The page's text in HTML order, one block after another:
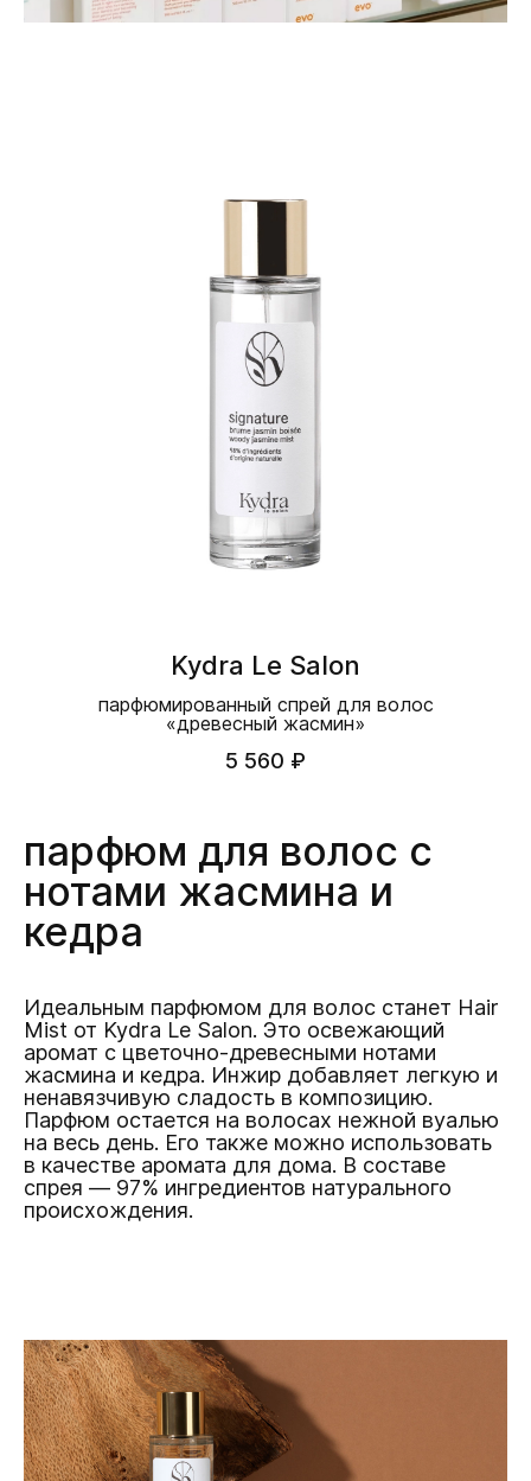
Kydra Le Salon
парфюмированный спрей для волос
«древесный жасмин»
5 560 ₽
парфюм для волос с
нотами жасмина и
кедра
Идеальным парфюмом для волос станет Hair
Mist от Kydra Le Salon. Это освежающий
аромат с цветочно-древесными нотами
жасмина и кедра. Инжир добавляет легкую и
ненавязчивую сладость в композицию.
Парфюм остается на волосах нежной вуалью
на весь день. Его также можно использовать
в качестве аромата для дома. В составе
спрея — 97% ингредиентов натурального
происхождения.